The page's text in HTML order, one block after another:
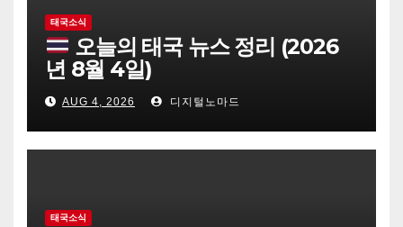
태국소식
오늘의 태국 뉴스 정리 (2026
년 8월 4일)
AUG 4, 2026 디지털노마드
태국소식